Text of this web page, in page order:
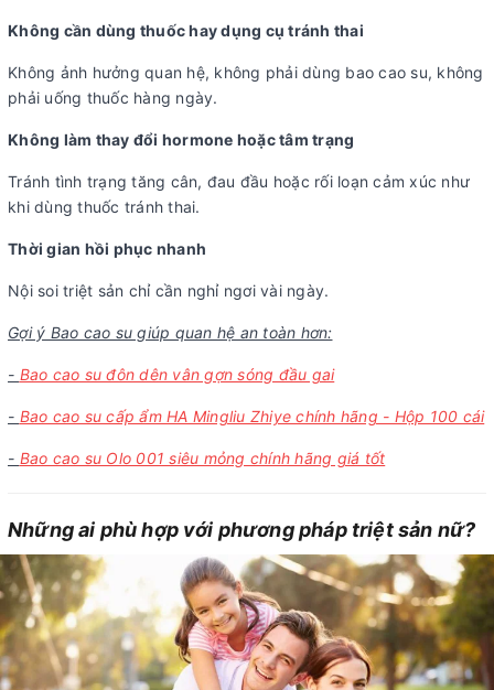
Không cần dùng thuốc hay dụng cụ tránh thai
Không ảnh hưởng quan hệ, không phải dùng bao cao su, không
phải uống thuốc hàng ngày.
Không làm thay đổi hormone hoặc tâm trạng
Tránh tình trạng tăng cân, đau đầu hoặc rối loạn cảm xúc như
khi dùng thuốc tránh thai.
Thời gian hồi phục nhanh
Nội soi triệt sản chỉ cần nghỉ ngơi vài ngày.
Gợi ý Bao cao su giúp quan hệ an toàn hơn:
- Bao cao su đôn dên vân gợn sóng đầu gai
- Bao cao su cấp ẩm HA Mingliu Zhiye chính hãng - Hộp 100 cái
- Bao cao su Olo 001 siêu mỏng chính hãng giá tốt
Những ai phù hợp với phương pháp triệt sản nữ?